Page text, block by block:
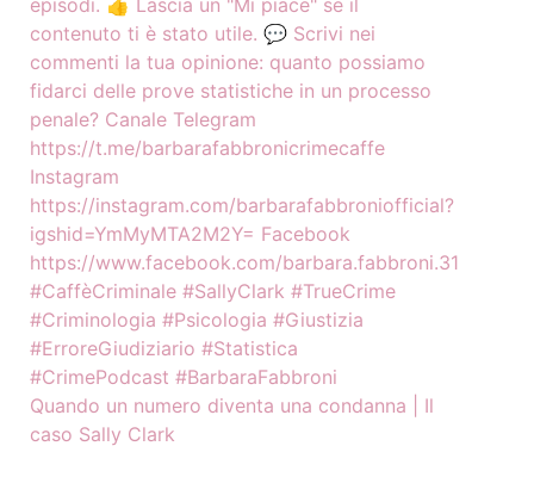
Quando un numero diventa una condanna | Il
caso Sally Clark